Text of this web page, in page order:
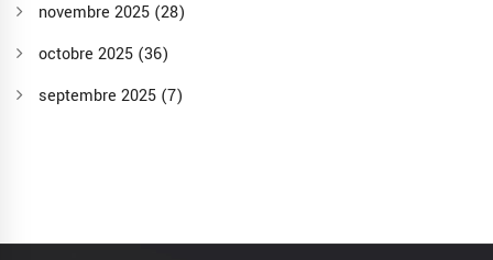
novembre 2025 (28)
octobre 2025 (36)
septembre 2025 (7)